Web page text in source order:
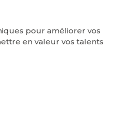
pour améliorer vos
en valeur vos talents